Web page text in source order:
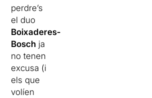
perdre’s
el duo
Boixaderes-
Bosch ja
no tenen
excusa (i
els que
volíen